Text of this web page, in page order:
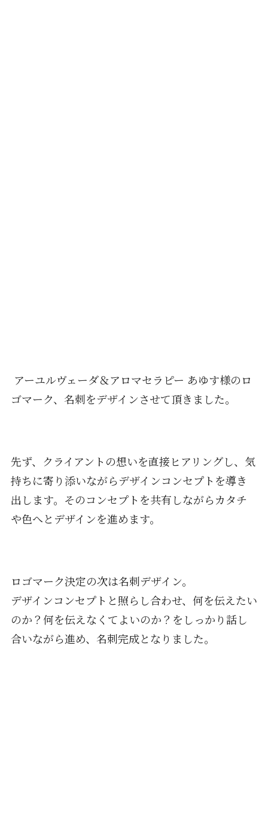
アーユルヴェーダ＆アロマセラピー あゆす様のロ
ゴマーク、名刺をデザインさせて頂きました。
先ず、クライアントの想いを直接ヒアリングし、気
持ちに寄り添いながらデザインコンセプトを導き
出します。そのコンセプトを共有しながらカタチ
や色へとデザインを進めます。
ロゴマーク決定の次は名刺デザイン。
デザインコンセプトと照らし合わせ、何を伝えたい
のか？何を伝えなくてよいのか？をしっかり話し
合いながら進め、名刺完成となりました。